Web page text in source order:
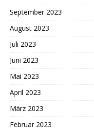
September 2023
August 2023
Juli 2023
Juni 2023
Mai 2023
April 2023
März 2023
Februar 2023